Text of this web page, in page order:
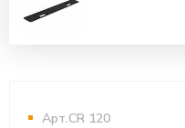
Арт.CR 120